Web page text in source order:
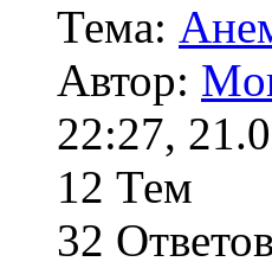
Тема:
Автор:
22:27,
12 Тем
32 Ответов